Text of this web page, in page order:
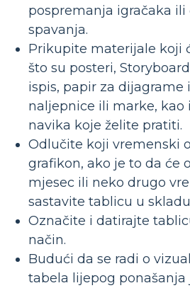
pospremanja igračaka
spavanja.
Prikupite materijale koji
što su posteri,
ispis, papir za dijagrame
naljepnice ili marke, kao
navika koje želite pratiti.
Odlučite koji vremenski
grafikon, ako je to da će
mjesec ili neko drugo
sastavite tablicu u
Označite i datirajte
način.
Budući da se radi o
tabela lijepog